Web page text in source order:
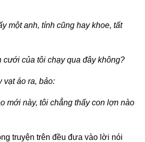
một anh, tính cũng hay khoe, tất
cưới của tôi chạy qua đây không?
vạt áo ra, bảo:
mới này, tôi chẳng thấy con lợn nào
truyện trên đều đưa vào lời nói